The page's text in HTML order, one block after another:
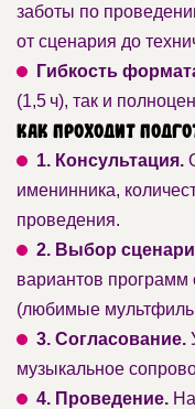
заботы по
от сценария до
Гибкость
(1,5 ч), так и
Как проходит
1. Консультация.
именинника,
проведения.
2. Выбор
вариантов программ
(любимые
3. Согласование.
музыкальное
4. Проведение.